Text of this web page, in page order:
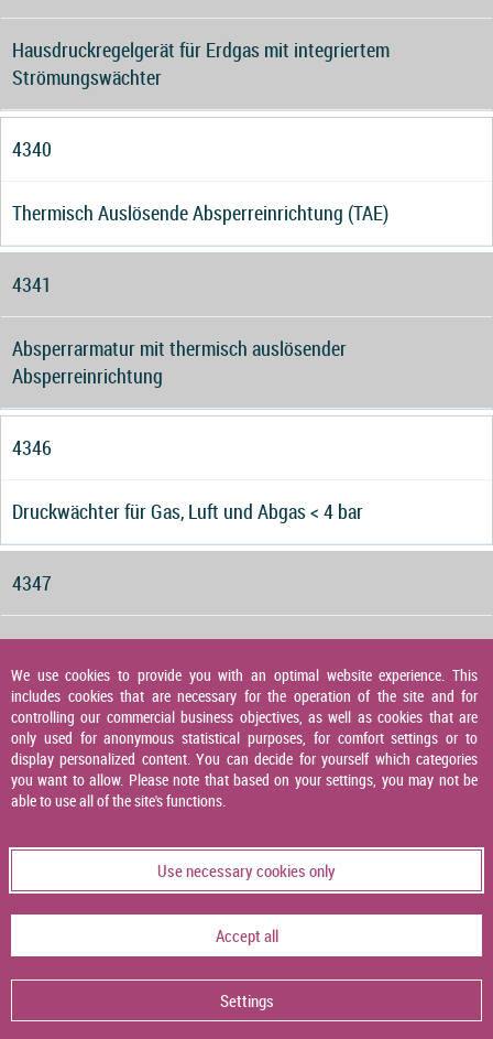
Hausdruckregelgerät für Erdgas mit integriertem
Strömungswächter
4340
Thermisch Auslösende Absperreinrichtung (TAE)
4341
Absperrarmatur mit thermisch auslösender
Absperreinrichtung
4346
Druckwächter für Gas, Luft und Abgas < 4 bar
4347
Druckwächter für Gas, Luft und Abgas
4348
Druckaufnehmer
4349
Temperaturaufnehmer
4356
We use cookies to provide you with an optimal website experience. This
includes cookies that are necessary for the operation of the site and for
controlling our commercial business objectives, as well as cookies that are
only used for anonymous statistical purposes, for comfort settings or to
display personalized content. You can decide for yourself which categories
you want to allow. Please note that based on your settings, you may not be
able to use all of the site's functions.
Use necessary cookies only
Accept all
Settings